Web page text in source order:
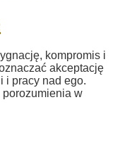
kompromis i
akceptację
i pracy nad ego.
w